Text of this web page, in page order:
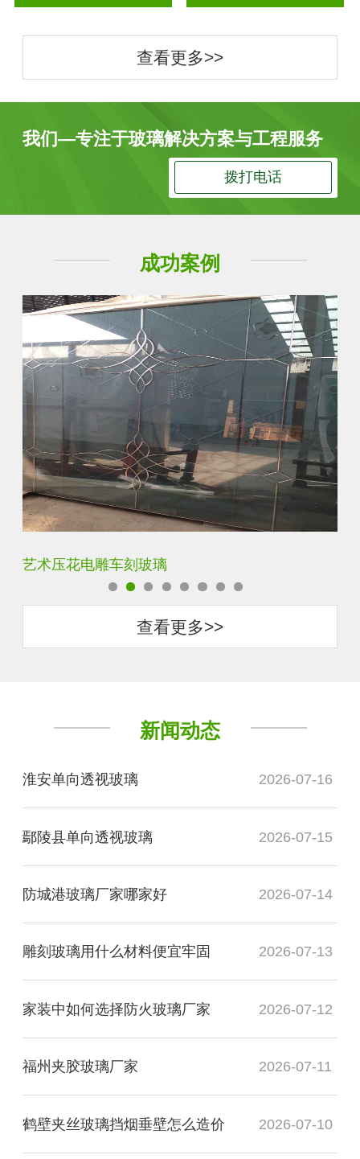
查看更多>>
我们—专注于玻璃解决方案与工程服务
拨打电话
成功案例
菱形镜面酒店车刻玻璃
查看更多>>
新闻动态
淮安单向透视玻璃 2026-07-16
鄢陵县单向透视玻璃 2026-07-15
防城港玻璃厂家哪家好 2026-07-14
雕刻玻璃用什么材料便宜牢固 2026-07-13
家装中如何选择防火玻璃厂家 2026-07-12
福州夹胶玻璃厂家 2026-07-11
鹤壁夹丝玻璃挡烟垂壁怎么造价 2026-07-10